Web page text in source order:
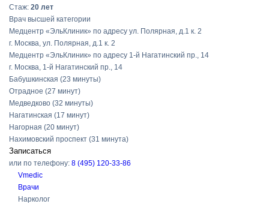
Cтаж: 20 лет
Врач высшей категории
Медцентр «ЭльКлиник» по адресу ул. Полярная, д.1 к. 2
г. Москва, ул. Полярная, д.1 к. 2
Медцентр «ЭльКлиник» по адресу 1-й Нагатинский пр., 14
г. Москва, 1-й Нагатинский пр., 14
Бабушкинская (23 минуты)
Отрадное (27 минут)
Медведково (32 минуты)
Нагатинская (17 минут)
Нагорная (20 минут)
Нахимовский проспект (31 минута)
Записаться
или по телефону: 8 (495) 120-33-86
Vmedic
Врачи
Нарколог